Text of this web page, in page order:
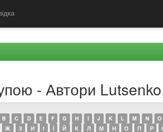
- Автори
B C D E F G H I J K L M N O
Ж З И І Ї Й К Л М Н О П Р